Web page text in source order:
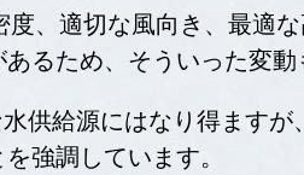
、適切な風向き、最適
るため、そういった変
供給源にはなり得ます
強調しています。